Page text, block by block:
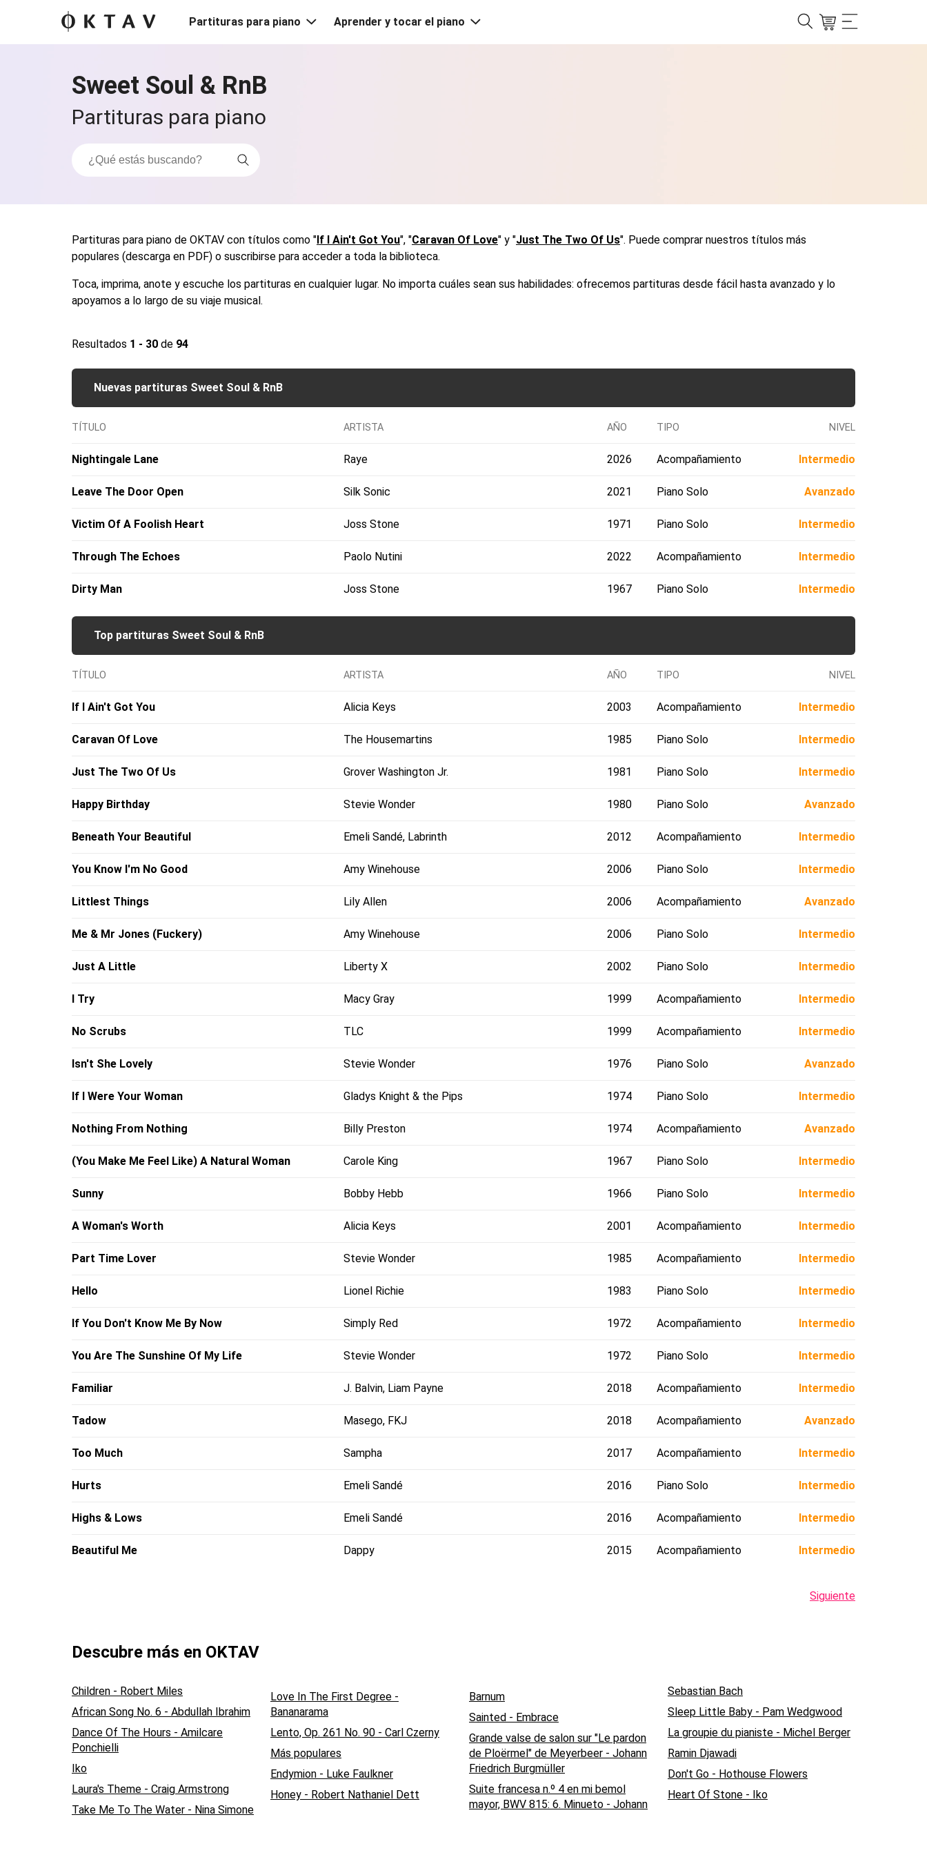
Partituras para piano Aprender y tocar el piano
Sweet Soul & RnB
Partituras para piano
Partituras para piano de OKTAV con títulos como "If I Ain't Got You", "Caravan Of Love" y "Just The Two Of Us". Puede comprar nuestros títulos más
populares (descarga en PDF) o suscribirse para acceder a toda la biblioteca.
Toca, imprima, anote y escuche los partituras en cualquier lugar. No importa cuáles sean sus habilidades: ofrecemos partituras desde fácil hasta avanzado y lo
apoyamos a lo largo de su viaje musical.
Resultados 1 - 30 de 94
Nuevas partituras Sweet Soul & RnB
TÍTULO ARTISTA AÑO TIPO NIVEL
Nightingale Lane Raye 2026 Acompañamiento Intermedio
Leave The Door Open Silk Sonic 2021 Piano Solo Avanzado
Victim Of A Foolish Heart Joss Stone 1971 Piano Solo Intermedio
Through The Echoes Paolo Nutini 2022 Acompañamiento Intermedio
Dirty Man Joss Stone 1967 Piano Solo Intermedio
Top partituras Sweet Soul & RnB
TÍTULO ARTISTA AÑO TIPO NIVEL
If I Ain't Got You Alicia Keys 2003 Acompañamiento Intermedio
Caravan Of Love The Housemartins 1985 Piano Solo Intermedio
Just The Two Of Us Grover Washington Jr. 1981 Piano Solo Intermedio
Happy Birthday Stevie Wonder 1980 Piano Solo Avanzado
Beneath Your Beautiful Emeli Sandé, Labrinth 2012 Acompañamiento Intermedio
You Know I'm No Good Amy Winehouse 2006 Piano Solo Intermedio
Littlest Things Lily Allen 2006 Acompañamiento Avanzado
Me & Mr Jones (Fuckery) Amy Winehouse 2006 Piano Solo Intermedio
Just A Little Liberty X 2002 Piano Solo Intermedio
I Try Macy Gray 1999 Acompañamiento Intermedio
No Scrubs TLC 1999 Acompañamiento Intermedio
Isn't She Lovely Stevie Wonder 1976 Piano Solo Avanzado
If I Were Your Woman Gladys Knight & the Pips 1974 Piano Solo Intermedio
Nothing From Nothing Billy Preston 1974 Acompañamiento Avanzado
(You Make Me Feel Like) A Natural Woman Carole King 1967 Piano Solo Intermedio
Sunny Bobby Hebb 1966 Piano Solo Intermedio
A Woman's Worth Alicia Keys 2001 Acompañamiento Intermedio
Part Time Lover Stevie Wonder 1985 Acompañamiento Intermedio
Hello Lionel Richie 1983 Piano Solo Intermedio
If You Don't Know Me By Now Simply Red 1972 Acompañamiento Intermedio
You Are The Sunshine Of My Life Stevie Wonder 1972 Piano Solo Intermedio
Familiar J. Balvin, Liam Payne 2018 Acompañamiento Intermedio
Tadow Masego, FKJ 2018 Acompañamiento Avanzado
Too Much Sampha 2017 Acompañamiento Intermedio
Hurts Emeli Sandé 2016 Piano Solo Intermedio
Highs & Lows Emeli Sandé 2016 Acompañamiento Intermedio
Beautiful Me Dappy 2015 Acompañamiento Intermedio
Siguiente
Descubre más en OKTAV
Children - Robert Miles
African Song No. 6 - Abdullah Ibrahim
Dance Of The Hours - Amilcare
Ponchielli
Iko
Laura's Theme - Craig Armstrong
Take Me To The Water - Nina Simone
Love In The First Degree -
Bananarama
Lento, Op. 261 No. 90 - Carl Czerny
Más populares
Endymion - Luke Faulkner
Honey - Robert Nathaniel Dett
Barnum
Sainted - Embrace
Grande valse de salon sur "Le pardon
de Ploërmel" de Meyerbeer - Johann
Friedrich Burgmüller
Suite francesa n.º 4 en mi bemol
mayor, BWV 815: 6. Minueto - Johann
Sebastian Bach
Sleep Little Baby - Pam Wedgwood
La groupie du pianiste - Michel Berger
Ramin Djawadi
Don't Go - Hothouse Flowers
Heart Of Stone - Iko